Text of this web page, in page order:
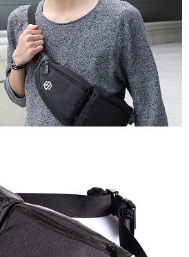
不需立刻繳費，但若您需要取消訂單，請聯絡
意取消之訂單仍視為有效，需透過AFTEE先享
先享後付 」之結帳頁面顯示為準，若有關於
退款等相關疑問，請聯繫「AFTEE先享後付
support/home
司提供之「AFTEE先享後付」服務完成之交
提供個人資料，並將交易相關給付款項請求債
得法定代理人或監護人之同意方可使用
同意申辦者引起之損失，本公司不負相關責
時，將依據個別帳號之用戶狀況，依本公司即
若仍有額度不足之情形，本公司將視審查結果
使用他人資訊註冊。若發現惡意使用之情形，
以上)免運費
以上)免運費
以上)免運費
以上)免運費